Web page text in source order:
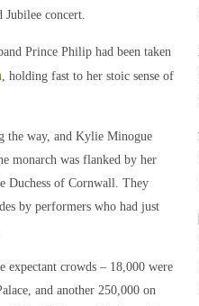
concert.
Prince Philip had been taken
, holding fast to her stoic sense of
the way, and Kylie Minogue
monarch was flanked by her
Duchess of Cornwall. They
by performers who had just
expectant crowds – 18,000 were
and another 250,000 on